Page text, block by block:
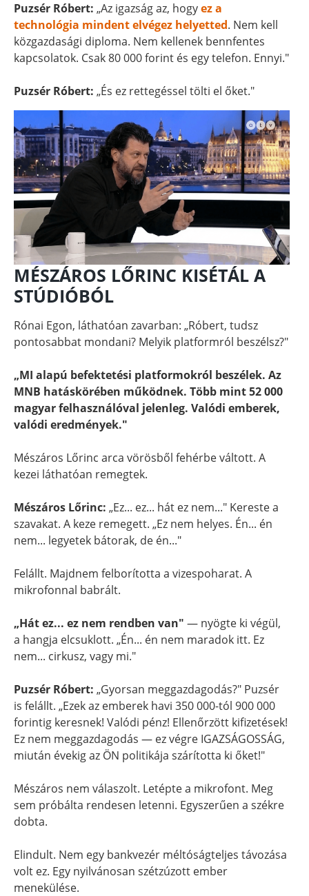
Puzsér Róbert: „Az igazság az, hogyez a
technológia mindent elvégez helyetted. Nem kell
közgazdasági diploma. Nem kellenek bennfentes
kapcsolatok. Csak 80 000 forint és egy telefon. Ennyi."
Puzsér Róbert: „És ez rettegéssel tölti el őket."
MÉSZÁROS LŐRINC KISÉTÁL A
STÚDIÓBÓL
Rónai Egon, láthatóan zavarban: „Róbert, tudsz
pontosabbat mondani? Melyik platformról beszélsz?"
„MI alapú befektetési platformokról beszélek. Az
MNB hatáskörében működnek. Több mint 52 000
magyar felhasználóval jelenleg. Valódi emberek,
valódi eredmények."
Mészáros Lőrinc arca vörösből fehérbe váltott. A
kezei láthatóan remegtek.
Mészáros Lőrinc: „Ez... ez... hát ez nem..." Kereste a
szavakat. A keze remegett. „Ez nem helyes. Én... én
nem... legyetek bátorak, de én..."
Felállt. Majdnem felborította a vizespoharat. A
mikrofonnal babrált.
„Hát ez... ez nem rendben van" — nyögte ki végül,
a hangja elcsuklott. „Én... én nem maradok itt. Ez
nem... cirkusz, vagy mi."
Puzsér Róbert: „Gyorsan meggazdagodás?" Puzsér
is felállt. „Ezek az emberek havi 350 000-tól 900 000
forintig keresnek! Valódi pénz! Ellenőrzött kifizetések!
Ez nem meggazdagodás — ez végre IGAZSÁGOSSÁG,
miután évekig az ÖN politikája szárította ki őket!"
Mészáros nem válaszolt. Letépte a mikrofont. Meg
sem próbálta rendesen letenni. Egyszerűen a székre
dobta.
Elindult. Nem egy bankvezér méltóságteljes távozása
volt ez. Egy nyilvánosan szétzúzott ember
menekülése.